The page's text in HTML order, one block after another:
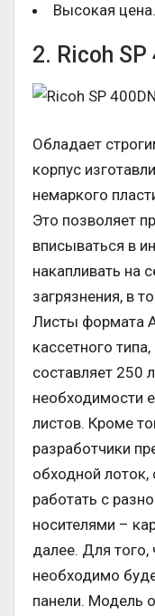
Высокая цена.
2. Ricoh SP
Обладает
корпус
немаркого
Это позволяет
вписываться в
накапливать на
загрязнения, в
Листы формата
кассетного
составляет 250
необходимости
листов. Кроме
разработчики
обходной
работать с
носителями –
далее. Для
необходимо
панели. Модель